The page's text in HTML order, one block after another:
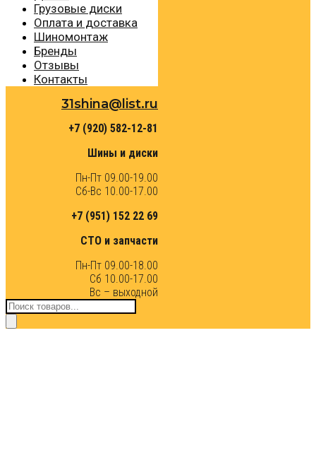
Грузовые диски
Оплата и доставка
Шиномонтаж
Бренды
Отзывы
Контакты
31shina@list.ru
+7 (920) 582-12-81
Шины и диски
Пн-Пт 09.00-19.00
Сб-Вс 10.00-17.00
+7 (951) 152 22 69
СТО и запчасти
Пн-Пт 09.00-18.00
Сб 10.00-17.00
Вс – выходной
Поиск
товаров